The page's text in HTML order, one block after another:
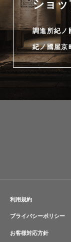
ショッ
調進所紀ノ
紀ノ國屋京
利用規約
プライバシーポリシー
お客様対応方針